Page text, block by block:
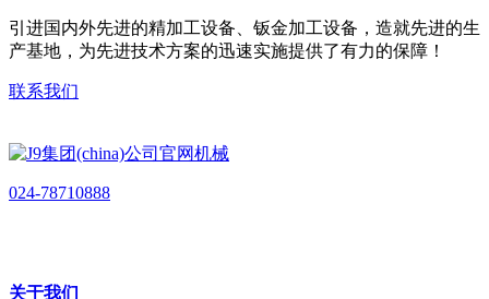
引进国内外先进的精加工设备、钣金加工设备，造就先进的生
产基地，为先进技术方案的迅速实施提供了有力的保障！
联系我们
024-78710888
关于我们